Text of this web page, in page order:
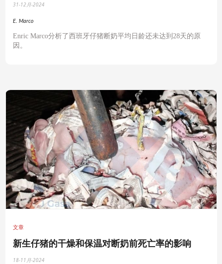
31-12月-2024
E. Marco
Enric Marco分析了西班牙仔猪断奶平均日龄还未达到28天的原
因。
文章
新生仔猪的干燥和保温对断奶前死亡率的影响
18-11月-2024